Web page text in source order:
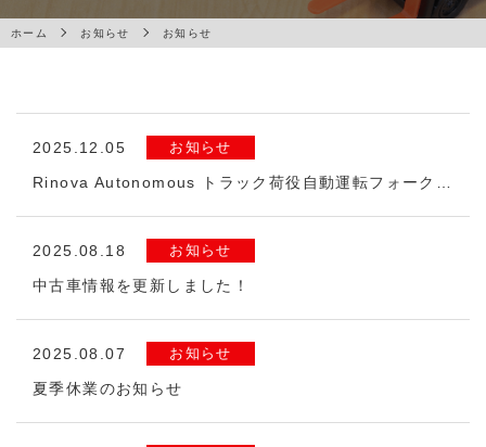
ホーム お知らせ お知らせ
2025.12.05 お知らせ
2025.08.18 お知らせ
中古車情報を更新しました！
2025.08.07 お知らせ
夏季休業のお知らせ